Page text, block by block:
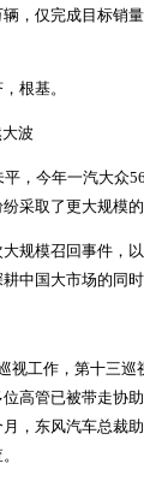
，仅完成目标销
根基。
波
今年一汽大众56
采取了更大规模
模召回事件，以
中国大市场的同
工作，第十三巡
高管已被带走协
，东风汽车总裁